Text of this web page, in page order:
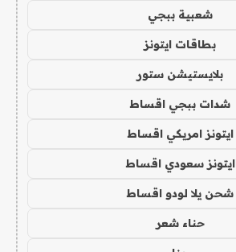
شعبية ببجي
بطاقات ايتونز
بلايستيشن ستور
شدات ببجي اقساط
ايتونز امريكي اقساط
ايتونز سعودي اقساط
شحن يلا لودو اقساط
حناء شعر